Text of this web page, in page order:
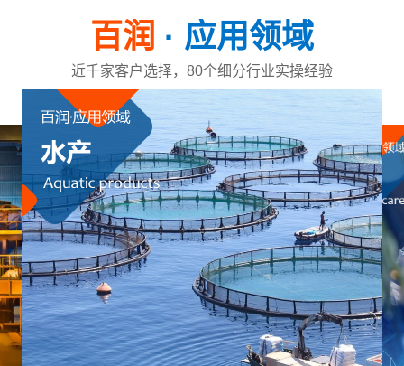
百润 · 应用领域
近千家客户选择，80个细分行业实操经验
企业